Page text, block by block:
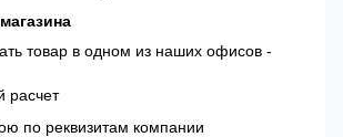
товар в одном из наших офисов -
расчет
по реквизитам компании